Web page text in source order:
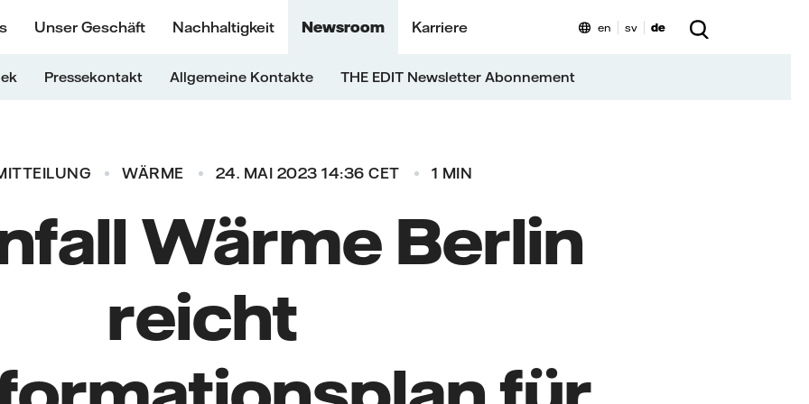
Unser Geschäft Nachhaltigkeit Newsroom Karriere
Pressekontakt Allgemeine Kontakte THE EDIT Newsletter Abonnement
en sv de
WÄRME 24. MAI 2023 14:36 CET 1 MIN
Wärme Berlin
reicht